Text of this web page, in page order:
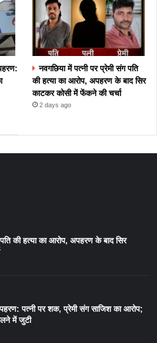
नवगछिया में पत्नी पर प्रेमी संग पति
की हत्या का आरोप, अपहरण के बाद सिर
काटकर कोसी में फेंकने की चर्चा
2 days ago
की हत्या का आरोप, अपहरण के बाद सिर
पत्नी पर शक, प्रेमी संग साजिश का आरोप;
में जुटी